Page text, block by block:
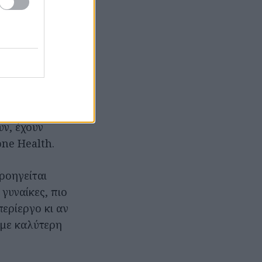
the
ΗΠΑ
με 5%
έχουν
Health.
πιο
κι αν
καλύτερη